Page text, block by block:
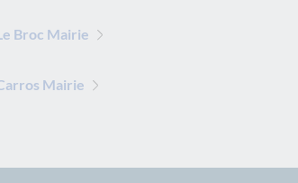
Broc Mairie
Mairie